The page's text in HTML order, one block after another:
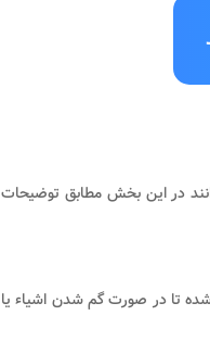
در این بخش مطابق توضیحات
تا در صورت گم شدن اشیاء یا